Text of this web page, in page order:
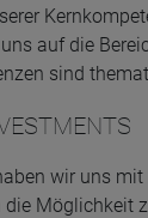
auf die
sind
wir uns
Möglichkeit